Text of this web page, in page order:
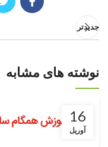
جدیدتر
نوشته های مشابه
16
آوریل